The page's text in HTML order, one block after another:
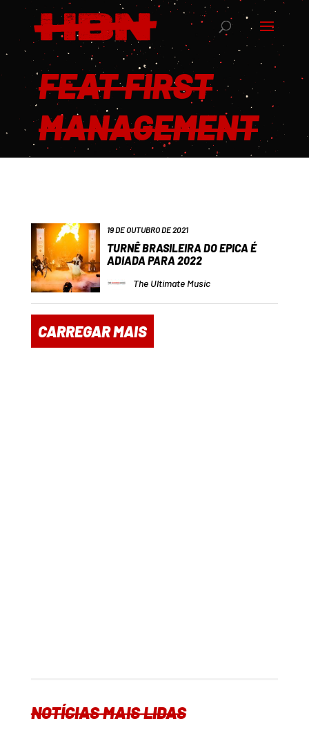
FEAT FIRST
MANAGEMENT
19 DE OUTUBRO DE 2021
TURNÊ BRASILEIRA DO EPICA É
ADIADA PARA 2022
The Ultimate Music
CARREGAR MAIS
NOTÍCIAS MAIS LIDAS